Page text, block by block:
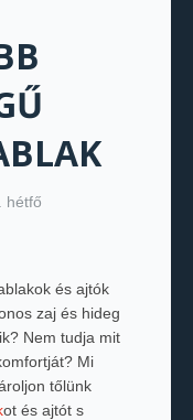
hétfő
és ajtók
zaj és hideg
Nem tudja mit
Mi
tőlünk
ot és ajtót s